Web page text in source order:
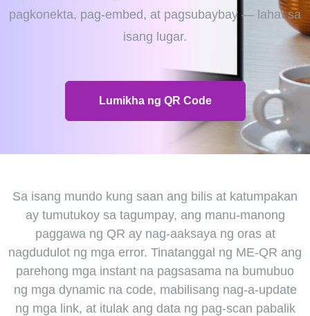
pagkonekta, pag-embed, at pagsubaybay — lahat sa
isang lugar.
Lumikha ng QR Code
Sa isang mundo kung saan ang bilis at katumpakan
ay tumutukoy sa tagumpay, ang manu-manong
paggawa ng QR ay nag-aaksaya ng oras at
nagdudulot ng mga error. Tinatanggal ng ME-QR ang
parehong mga instant na pagsasama na bumubuo
ng mga dynamic na code, mabilisang nag-a-update
ng mga link, at itulak ang data ng pag-scan pabalik